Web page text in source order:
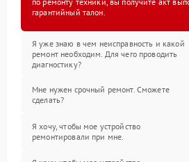
гарантийный талон.
Я уже знаю в чем неисправность и какой
ремонт необходим. Для чего проводить
диагностику?
Мне нужен срочный ремонт. Сможете
сделать?
Я хочу, чтобы мое устройство
ремонтировали при мне.